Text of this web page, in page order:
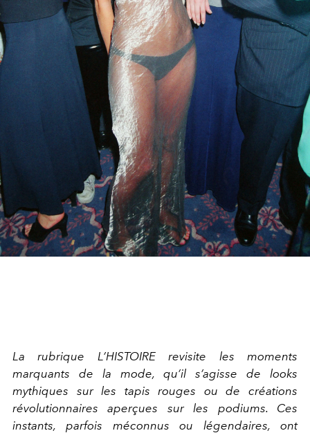
La rubrique L’HISTOIRE revisite les moments
marquants de la mode, qu’il s’agisse de looks
mythiques sur les tapis rouges ou de créations
révolutionnaires aperçues sur les podiums. Ces
instants, parfois méconnus ou légendaires, ont